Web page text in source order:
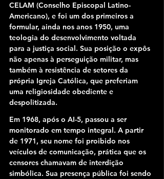
CELAM (Conselho Episcopal Latino-
Americano), e foi um dos primeiros a
formular, ainda nos anos 1950, uma
teologia do desenvolvimento voltada
para a justiça social. Sua posição o expôs
não apenas à perseguição militar, mas
também à resistência de setores da
própria Igreja Católica, que preferiam
uma religiosidade obediente e
despolitizada.
Em 1968, após o AI-5, passou a ser
monitorado em tempo integral. A partir
de 1971, seu nome foi proibido nos
veículos de comunicação, prática que os
censores chamavam de interdição
simbólica. Sua presença pública foi sendo